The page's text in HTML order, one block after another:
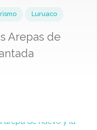
Arepas de